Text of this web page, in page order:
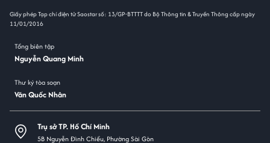
Giấy phép Tạp chí điện tử Saostar số: 13/GP-BTTTT do Bộ Thông tin & Truyền Thông cấp ngày
11/01/2016
Tổng biên tập
Nguyễn Quang Minh
Thư ký tòa soạn
Văn Quốc Nhân
Trụ sở TP. Hồ Chí Minh
5B Nguyễn Đình Chiểu, Phường Sài Gòn